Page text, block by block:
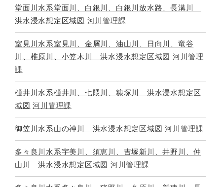
堂面川水系堂面川、白銀川、白銀川放水路、長溝川
洪水浸水想定区域図 河川管理課
室見川水系室見川、金屑川、油山川、日向川、竜谷
川、椎原川、小笠木川 洪水浸水想定区域図 河川管理
課
樋井川水系樋井川、七隈川、糠塚川 洪水浸水想定区
域図 河川管理課
御笠川水系山の神川 洪水浸水想定区域図 河川管理課
多々良川水系宇美川、須恵川、吉塚新川、井野川、仲
山川 洪水浸水想定区域図 河川管理課